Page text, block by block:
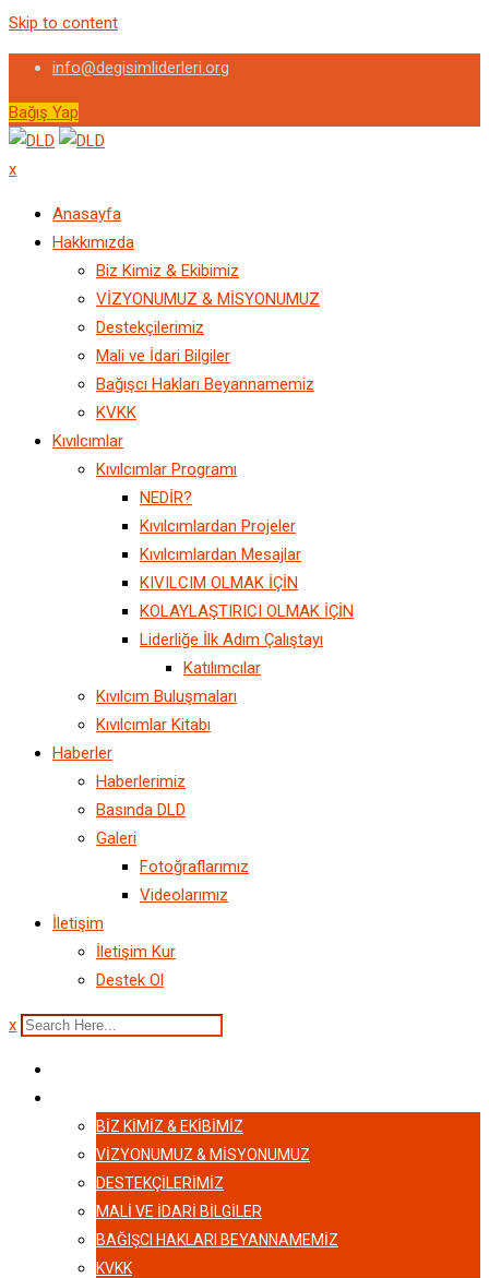
Skip to content
info@degisimliderleri.org
Bağış Yap
x
Anasayfa
Hakkımızda
Biz Kimiz & Ekibimiz
VİZYONUMUZ & MİSYONUMUZ
Destekçilerimiz
Mali ve İdari Bilgiler
Bağışcı Hakları Beyannamemiz
KVKK
Kıvılcımlar
Kıvılcımlar Programı
NEDİR?
Kıvılcımlardan Projeler
Kıvılcımlardan Mesajlar
KIVILCIM OLMAK İÇİN
KOLAYLAŞTIRICI OLMAK İÇİN
Liderliğe İlk Adım Çalıştayı
Katılımcılar
Kıvılcım Buluşmaları
Kıvılcımlar Kitabı
Haberler
Haberlerimiz
Basında DLD
Galeri
Fotoğraflarımız
Videolarımız
İletişim
İletişim Kur
Destek Ol
x
BIZ KIMIZ & EKIBIMIZ
VİZYONUMUZ & MİSYONUMUZ
DESTEKÇILERIMIZ
MALI VE İDARI BILGILER
BAĞIŞCI HAKLARI BEYANNAMEMIZ
KVKK